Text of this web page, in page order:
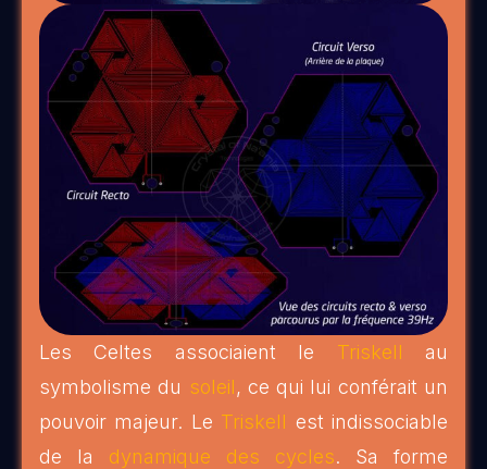
Les Celtes associaient le Triskell au
symbolisme du soleil, ce qui lui conférait un
pouvoir majeur. Le Triskell est indissociable
de la dynamique des cycles. Sa forme